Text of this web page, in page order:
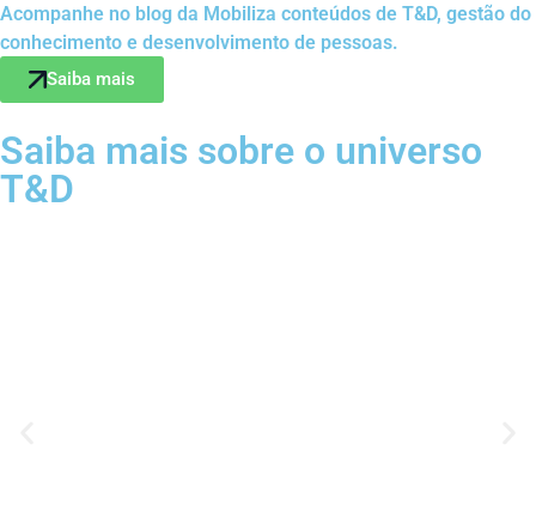
Acompanhe no blog da Mobiliza conteúdos de T&D, gestão do
conhecimento e desenvolvimento de pessoas.
Saiba mais
Saiba mais sobre o universo
T&D